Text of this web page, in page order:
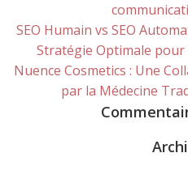
SEO Humain vs SEO
Stratégie Optimale pour
Nuence Cosmetics : Une
par la Médecine